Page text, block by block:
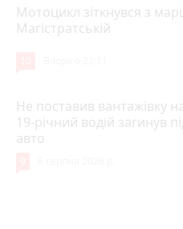
Мотоцикл зіткнувся з
Магістратській
Не поставив вантажівку
19-річний водій загинув
авто